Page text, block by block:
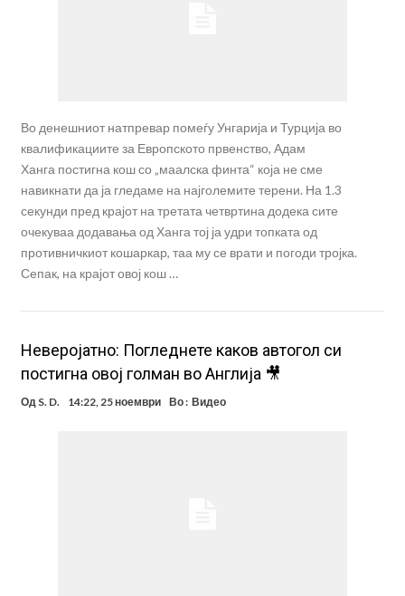
Во денешниот натпревар помеѓу Унгарија и Турција во
квалификациите за Европското првенство, Адам
Ханга постигна кош со „маалска финта“ која не сме
навикнати да ја гледаме на најголемите терени. На 1.3
секунди пред крајот на третата четвртина додека сите
очекуваа додавања од Ханга тој ја удри топката од
противничкиот кошаркар, таа му се врати и погоди тројка.
Сепак, на крајот овој кош …
Неверојатно: Погледнете каков автогол си
постигна овој голман во Англија 🎥
Од S. D. 14:22, 25 ноември Во : Видео